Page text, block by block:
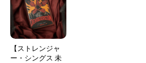
【ストレンジャ
ー・シングス 未